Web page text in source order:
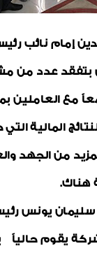
إمام نائب
4 مارس بتفقد عدد
مع العاملين
المالية
من الجهد
هناك.
يونس